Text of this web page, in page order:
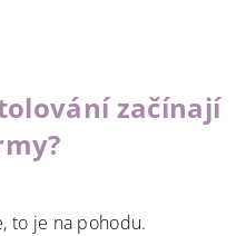
začínají
to je na pohodu.